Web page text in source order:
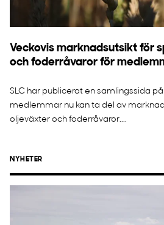
Veckovis marknadsutsikt för
och foderråvaror för
SLC har publicerat en samlingssida
medlemmar nu kan ta del av
oljeväxter och foderråvaror....
NYHETER